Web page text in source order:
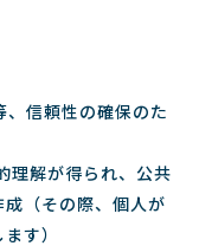
信頼性の確保のた
理解が得られ、公共
（その際、個人が
す）